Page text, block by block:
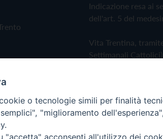
Indicazione resa ai
dell'art. 5 del
Vita Trentina,
Settimanali
Privacy Policy
o tecnologie simili per finalità
"miglioramento